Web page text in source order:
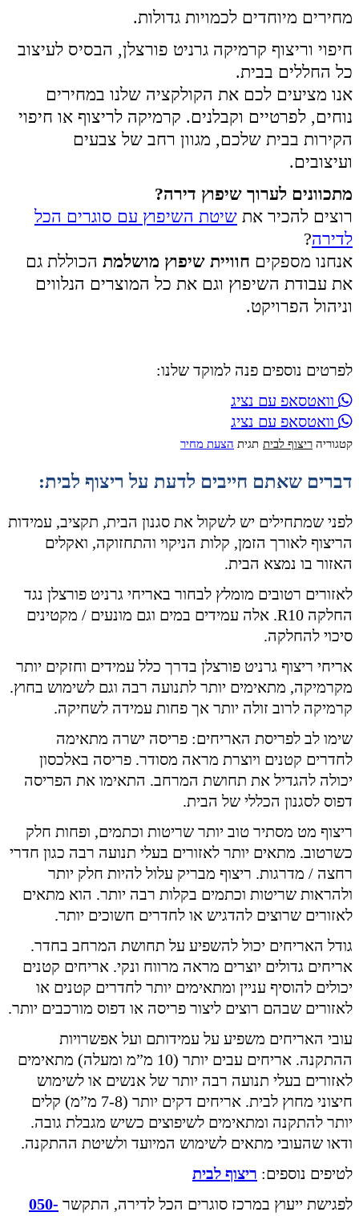
מחירים מיוחדים לכמויות גדולות.
חיפוי וריצוף קרמיקה גרניט פורצלן, הבסיס לעיצוב
כל החללים בבית.
אנו מציעים לכם את הקולקציה שלנו במחירים
נוחים, לפרטיים וקבלנים. קרמיקה לריצוף או חיפוי
הקירות בבית שלכם, מגוון רחב של צבעים
ועיצובים.
מתכוונים לערוך שיפוץ דירה?
רוצים להכיר את שיטת השיפוץ עם סוגרים הכל
לדירה?
אנחנו מספקים חוויית שיפוץ מושלמת הכוללת גם
את עבודת השיפוץ וגם את כל המוצרים הנלווים
וניהול הפרויקט.
לפרטים נוספים פנה למוקד שלנו:
וואטסאפ עם נציג
וואטסאפ עם נציג
קטגוריה ריצוף לבית תגית הצעת מחיר
דברים שאתם חייבים לדעת על ריצוף לבית:
לפני שמתחילים יש לשקול את סגנון הבית, תקציב, עמידות
הריצוף לאורך הזמן, קלות הניקוי והתחזוקה, ואקלים
האזור בו נמצא הבית.
לאזורים רטובים מומלץ לבחור באריחי גרניט פורצלן נגד
החלקה R10. אלה עמידים במים וגם מונעים / מקטינים
סיכוי להחלקה.
אריחי ריצוף גרניט פורצלן בדרך כלל עמידים וחזקים יותר
מקרמיקה, מתאימים יותר לתנועה רבה וגם לשימוש בחוץ.
קרמיקה לרוב זולה יותר אך פחות עמידה לשחיקה.
שימו לב לפריסת האריחים: פריסה ישרה מתאימה
לחדרים קטנים ויוצרת מראה מסודר. פריסה באלכסון
יכולה להגדיל את תחושת המרחב. התאימו את הפריסה
דפוס לסגנון הכללי של הבית.
ריצוף מט מסתיר טוב יותר שריטות וכתמים, ופחות חלק
כשרטוב. מתאים יותר לאזורים בעלי תנועה רבה כגון חדרי
רחצה / מדרגות. ריצוף מבריק עלול להיות חלק יותר
ולהראות שריטות וכתמים בקלות רבה יותר. הוא מתאים
לאזורים שרוצים להדגיש או לחדרים חשוכים יותר.
גודל האריחים יכול להשפיע על תחושת המרחב בחדר.
אריחים גדולים יוצרים מראה מרווח ונקי. אריחים קטנים
יכולים להוסיף עניין ומתאימים יותר לחדרים קטנים או
לאזורים שבהם רוצים ליצור פריסה או דפוס מורכבים יותר.
עובי האריחים משפיע על עמידותם ועל אפשרויות
ההתקנה. אריחים עבים יותר (10 מ”מ ומעלה) מתאימים
לאזורים בעלי תנועה רבה יותר של אנשים או לשימוש
חיצוני מחוץ לבית. אריחים דקים יותר (7-8 מ”מ) קלים
יותר להתקנה ומתאימים לשיפוצים כשיש מגבלת גובה.
ודאו שהעובי מתאים לשימוש המיועד ולשיטת ההתקנה.
לטיפים נוספים: ריצוף לבית
לפגישת ייעוץ במרכז סוגרים הכל לדירה, התקשר 050-